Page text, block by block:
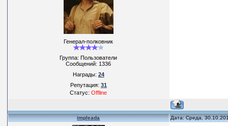
Генерал-полковник
Группа: Пользователи
Сообщений:1336
Награды:24
Репутация:31
Статус:Offline
impleada Дата: Среда,